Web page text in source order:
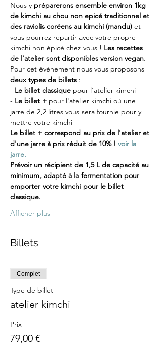
Nous y préparerons ensemble environ 1kg
de kimchi au chou non epicé traditionnel et
des raviolis coréens au kimchi (mandu) et
vous pourrez repartir avec votre propre
kimchi non épicé chez vous ! Les recettes
de l'atelier sont disponibles version vegan.
Pour cet évènement nous vous proposons
deux types de billets :
- Le billet classique pour l'atelier kimchi
- Le billet + pour l'atelier kimchi où une
jarre de 2,2 litres vous sera fournie pour y
mettre votre kimchi
Le billet + correspond au prix de l'atelier et
d'une jarre à prix réduit de 10% ! voir la
jarre.
Prévoir un récipient de 1,5 L de capacité au
minimum, adapté à la fermentation pour
emporter votre kimchi pour le billet
classique.
Afficher plus
Billets
Complet
Type de billet
atelier kimchi
Prix
79,00 €